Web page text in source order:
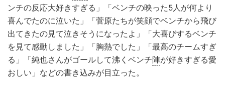
ンチの反応大好きすぎる」「ベンチの映った5人が何より
喜んでたのに泣いた」「菅原たちが笑顔でベンチから飛び
出てきたの見て泣きそうになったよ」「大喜びするベンチ
を見て感動しました」「胸熱でした」「最高のチームすぎ
る」「純也さんがゴールして沸くベンチ陣が好きすぎる愛
おしい」などの書き込みが目立った。